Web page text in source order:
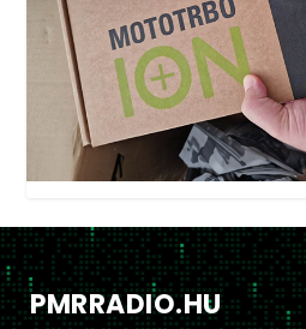
PMRRADIO.HU